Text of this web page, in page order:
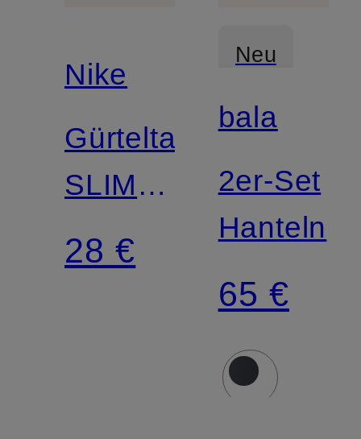
Nike
Gürteltasche
SLIM
WAISTPACK
3.0
28 €
Neu
bala
2er-Set
Hanteln
65 €